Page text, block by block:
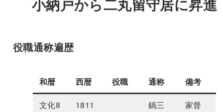
役職通称遍歴
和暦 西暦 役職 通称 備考
文化8
1811
鍋三
家督